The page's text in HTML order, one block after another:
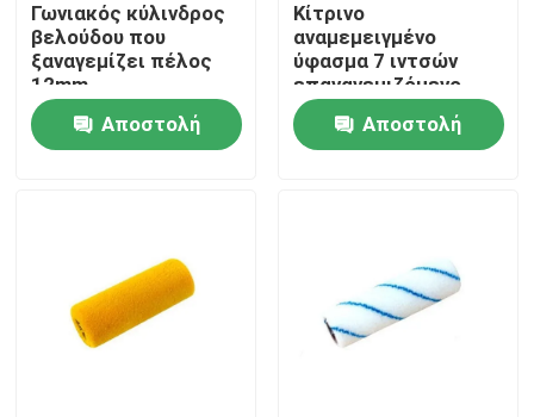
Αρχική Σελίδα
Προϊόντα
Γύρος εργοστασίων
Ποιοτικός έλεγχος
Γωνιακός κύλινδρος
βελούδου που
ξαναγεμίζει πέλος
12mm
Αποστολή
Κίτρινο
αναμεμειγμένο
ύφασμα 7 ιντσών
επαναγεμιζόμενο
κύλινδρο βαφής με
λαβή
Αποστολή